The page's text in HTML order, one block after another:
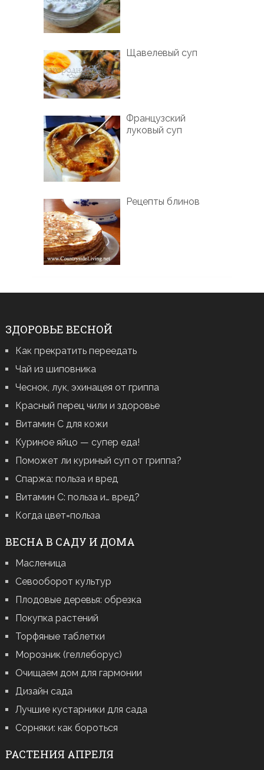
Щавелевый суп
Французский
луковый суп
Рецепты блинов
ЗДОРОВЬЕ ВЕСНОЙ
Как прекратить переедать
Чай из шиповника
Чеснок, лук, эхинацея от гриппа
Красный перец чили и здоровье
Витамин С для кожи
Куриное яйцо — супер еда!
Поможет ли куриный суп от гриппа?
Спаржа: польза и вред
Витамин С: польза и… вред?
Когда цвет=польза
ВЕСНА В САДУ И ДОМА
Масленица
Севооборот культур
Плодовые деревья: обрезка
Покупка растений
Торфяные таблетки
Морозник (геллеборус)
Очищаем дом для гармонии
Дизайн сада
Лучшие кустарники для сада
Сорняки: как бороться
РАСТЕНИЯ АПРЕЛЯ